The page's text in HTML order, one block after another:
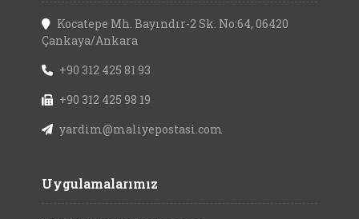
Kocatepe Mh. Bayındır-2 Sk. No:64, 06420
Çankaya/Ankara
+90 312 425 81 93
+90 312 425 98 19
yardim@maliyepostasi.com
Uygulamalarımız